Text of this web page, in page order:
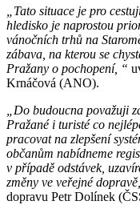
„Tato situace je pro
hledisko je naprostou
vánočních trhů na
zábava, na kterou se
Pražany o pochopení, “
Krnáčová (ANO).
„Do budoucna považuji
Pražané i turisté co
pracovat na zlepšení
občanům nabídneme
v případě odstávek,
změny ve veřejné
dopravu Petr Dolínek